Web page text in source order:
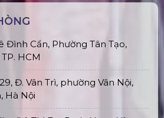
Công Ty Màn Hình Led Uy Tín
Chí Minh